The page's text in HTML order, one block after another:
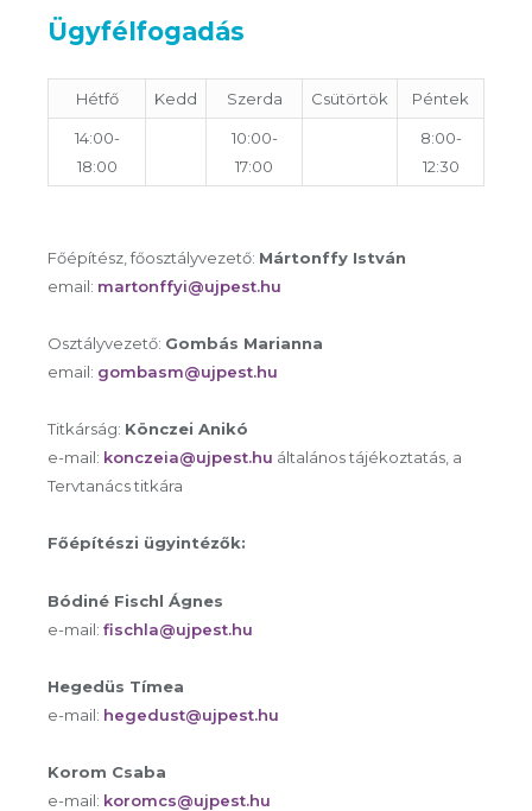
Ügyfélfogadás
Hétfő Kedd Szerda Csütörtök Péntek
14:00-
18:00
10:00-
17:00
8:00-
12:30
Főépítész, főosztályvezető: Mártonffy István
email: martonffyi@ujpest.hu
Osztályvezető: Gombás Marianna
email: gombasm@ujpest.hu
Titkárság: Könczei Anikó
e-mail: konczeia@ujpest.hu általános tájékoztatás, a
Tervtanács titkára
Főépítészi ügyintézők:
Bódiné Fischl Ágnes
e-mail: fischla@ujpest.hu
Hegedüs Tímea
e-mail: hegedust@ujpest.hu
Korom Csaba
e-mail: koromcs@ujpest.hu